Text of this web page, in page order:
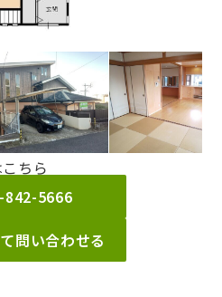
ちら
842-5666
問い合わせる